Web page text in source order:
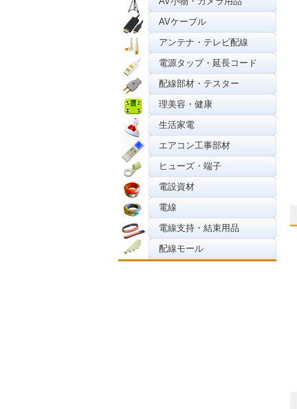
AVケーブル
アンテナ・テレビ配線
電源タップ・延長コード
配線部材・テスター
理美容・健康
生活家電
エアコン工事部材
ヒューズ・端子
電設資材
電線
電線支持・結束用品
配線モール